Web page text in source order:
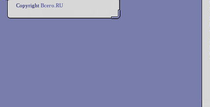
Copyright Всего.RU